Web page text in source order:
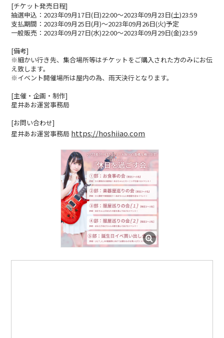
[チケット発売日程]
抽選申込：2023年09月17日(日)22:00〜2023年09月23日(土)23:59
支払期間：2023年09月25日(月)〜2023年09月26日(火)予定
一般販売：2023年09月27日(水)22:00〜2023年09月29日(金)23:59
[備考]
※細かい行き先、集合場所等はチケットをご購入された方のみにお伝
え致します。
※イベント開催場所は屋内の為、雨天決行となります。
[主催・企画・制作]
星井あお運営事務局
[お問い合わせ]
星井あお運営事務局 https://hoshiiao.com